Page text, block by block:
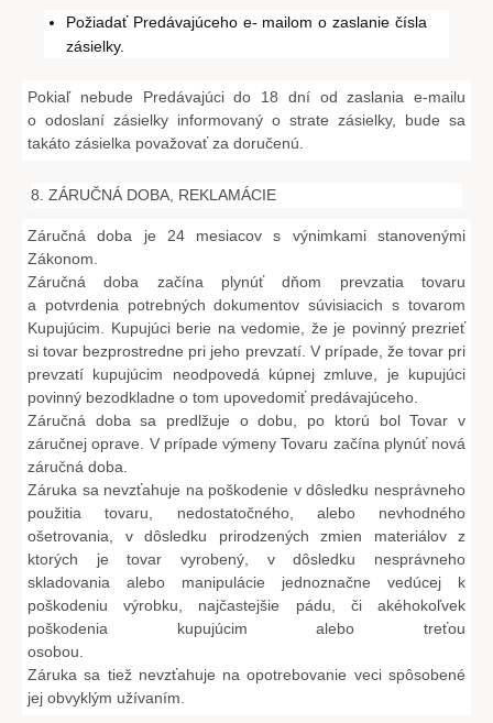
Požiadať Predávajúceho e- mailom o zaslanie čísla
zásielky.
Pokiaľ nebude Predávajúci do 18 dní od zaslania e-mailu
o odoslaní zásielky informovaný o strate zásielky, bude sa
takáto zásielka považovať za doručenú.
8. ZÁRUČNÁ DOBA, REKLAMÁCIE
Záručná doba je 24 mesiacov s výnimkami stanovenými
Zákonom.
Záručná doba začína plynúť dňom prevzatia tovaru
a potvrdenia potrebných dokumentov súvisiacich s tovarom
Kupujúcim. Kupujúci berie na vedomie, že je povinný prezrieť
si tovar bezprostredne pri jeho prevzatí. V prípade, že tovar pri
prevzatí kupujúcim neodpovedá kúpnej zmluve, je kupujúci
povinný bezodkladne o tom upovedomiť predávajúceho.
Záručná doba sa predlžuje o dobu, po ktorú bol Tovar v
záručnej oprave. V prípade výmeny Tovaru začína plynúť nová
záručná doba.
Záruka sa nevzťahuje na poškodenie v dôsledku nesprávneho
použitia tovaru, nedostatočného, alebo nevhodného
ošetrovania, v dôsledku prirodzených zmien materiálov z
ktorých je tovar vyrobený, v dôsledku nesprávneho
skladovania alebo manipulácie jednoznačne vedúcej k
poškodeniu výrobku, najčastejšie pádu, či akéhokoľvek
poškodenia kupujúcim alebo treťou
osobou.
Záruka sa tiež nevzťahuje na opotrebovanie veci spôsobené
jej obvyklým užívaním.